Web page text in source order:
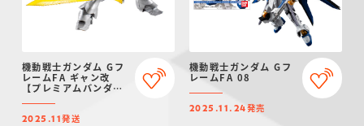
機動戦士ガンダム Gフ
レームFA ギャン改
【プレミアムバンダイ
2025.11発送
機動戦士ガンダム Gフ
レームFA 08
2025.11.24発売